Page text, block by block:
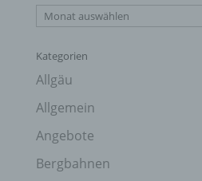
Blog
Kategorien
Allgäu
Allgemein
Angebote
Bergbahnen